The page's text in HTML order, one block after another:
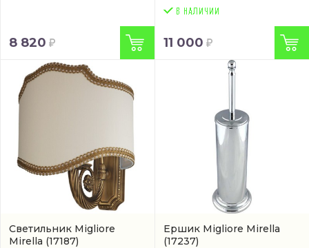
8 820 11 000
Светильник Migliore
Mirella (17187)
Ершик Migliore Mirella
(17237)